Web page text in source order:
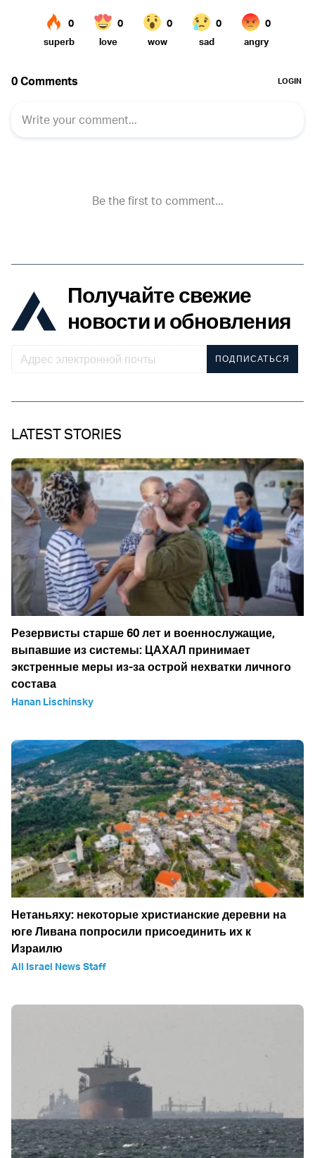
Получайте свежие
новости и обновления
ПОДПИСАТЬСЯ
LATEST STORIES
Резервисты старше 60 лет и военнослужащие,
выпавшие из системы: ЦАХАЛ принимает
экстренные меры из-за острой нехватки личного
состава
Hanan Lischinsky
Нетаньяху: некоторые христианские деревни на
юге Ливана попросили присоединить их к
Израилю
All Israel News Staff